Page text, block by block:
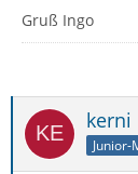
Gruß Ingo
kerni
Junior-